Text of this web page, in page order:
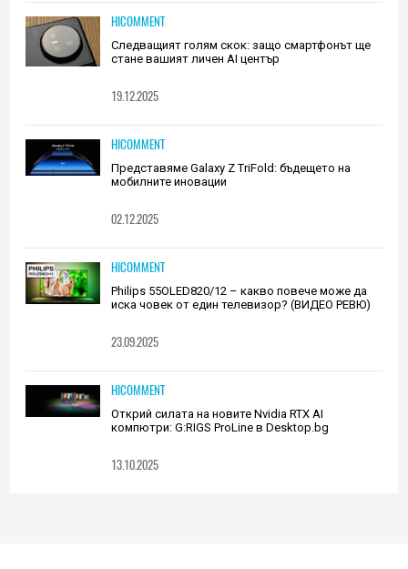
HICOMMENT
Следващият голям скок: защо смартфонът ще
стане вашият личен AI център
19.12.2025
HICOMMENT
Представяме Galaxy Z TriFold: бъдещето на
мобилните иновации
02.12.2025
HICOMMENT
Philips 55OLED820/12 – какво повече може да
иска човек от един телевизор? (ВИДЕО РЕВЮ)
23.09.2025
HICOMMENT
Открий силата на новите Nvidia RTX AI
компютри: G:RIGS ProLine в Desktop.bg
13.10.2025